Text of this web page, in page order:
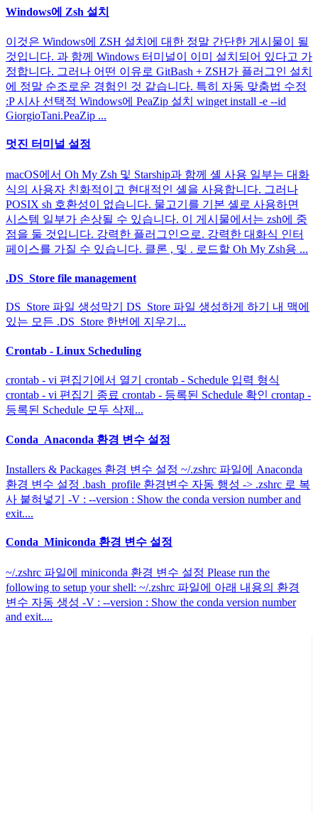
Windows에 Zsh 설치
이것은 Windows에 ZSH 설치에 대한 정말 간단한 게시물이 될
것입니다. 과 함께 Windows 터미널이 이미 설치되어 있다고 가
정합니다. 그러나 어떤 이유로 GitBash + ZSH가 플러그인 설치
에 정말 순조로운 경험인 것 같습니다. 특히 자동 맞춤법 수정
:P 시사 선택적 Windows에 PeaZip 설치 winget install -e --id
GiorgioTani.PeaZip ...
멋진 터미널 설정
macOS에서 Oh My Zsh 및 Starship과 함께 셸 사용 일부는 대화
식의 사용자 친화적이고 현대적인 셸을 사용합니다. 그러나
POSIX sh 호환성이 없습니다. 물고기를 기본 셸로 사용하면
시스템 일부가 손상될 수 있습니다. 이 게시물에서는 zsh에 중
점을 둘 것입니다. 강력한 플러그인으로. 강력한 대화식 인터
페이스를 가질 수 있습니다. 클론 , 및 . 로드할 Oh My Zsh용 ...
.DS_Store file management
DS_Store 파일 생성막기 DS_Store 파일 생성하게 하기 내 맥에
있는 모든 .DS_Store 한번에 지우기...
Crontab - Linux Scheduling
crontab - vi 편집기에서 열기 crontab - Schedule 입력 형식
crontab - vi 편집기 종료 crontab - 등록된 Schedule 확인 crontap -
등록된 Schedule 모두 삭제...
Conda_Anaconda 환경 변수 설정
Installers & Packages 환경 변수 설정 ~/.zshrc 파일에 Anaconda
환경 변수 설정 .bash_profile 환경변수 자동 행성 -> .zshrc 로 복
사 붙혀넣기 -V : --version : Show the conda version number and
exit....
Conda_Miniconda 환경 변수 설정
~/.zshrc 파일에 miniconda 환경 변수 설정 Please run the
following to setup your shell: ~/.zshrc 파일에 아래 내용의 환경
변수 자동 생성 -V : --version : Show the conda version number
and exit....